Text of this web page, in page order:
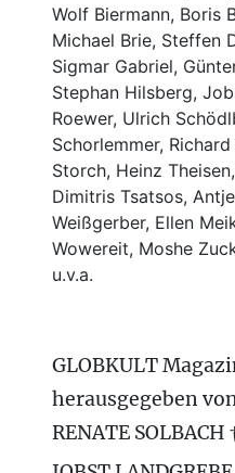
Wolf Biermann, Boris
Michael Brie, Steffen
Sigmar Gabriel,
Stephan Hilsberg,
Roewer, Ulrich
Schorlemmer,
Storch, Heinz
Dimitris Tsatsos,
Weißgerber, Ellen
Wowereit, Moshe
u.v.a.
GLOBKULT
herausgegeben
RENATE SOLBACH